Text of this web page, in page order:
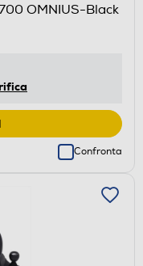
OMNIUS-Black
Confronta